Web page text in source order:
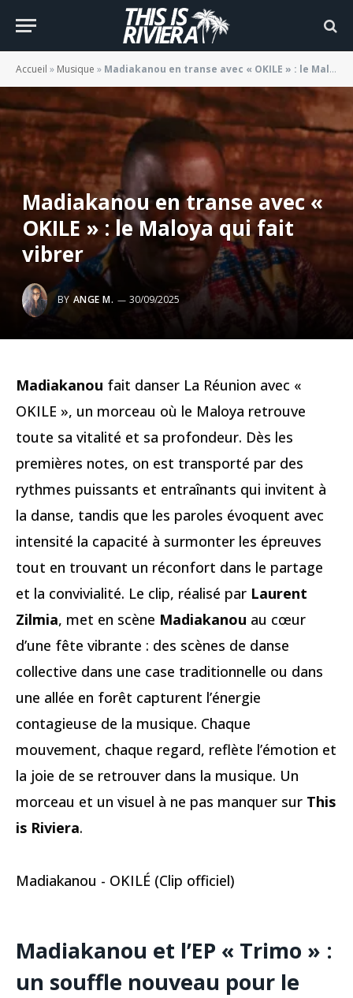
Accueil » Musique » Madiakanou en transe avec « OKILE » : le Maloya qui fait vibrer
Madiakanou en transe avec «
OKILE » : le Maloya qui fait
vibrer
BY ANGE M. 30/09/2025
Madiakanou fait danser La Réunion avec «
OKILE », un morceau où le Maloya retrouve
toute sa vitalité et sa profondeur. Dès les
premières notes, on est transporté par des
rythmes puissants et entraînants qui invitent à
la danse, tandis que les paroles évoquent avec
intensité la capacité à surmonter les épreuves
tout en trouvant un réconfort dans le partage
et la convivialité. Le clip, réalisé par Laurent
Zilmia, met en scène Madiakanou au cœur
d’une fête vibrante : des scènes de danse
collective dans une case traditionnelle ou dans
une allée en forêt capturent l’énergie
contagieuse de la musique. Chaque
mouvement, chaque regard, reflète l’émotion et
la joie de se retrouver dans la musique. Un
morceau et un visuel à ne pas manquer sur This
is Riviera.
Madiakanou - OKILÉ (Clip officiel)
Madiakanou et l’EP « Trimo » :
un souffle nouveau pour le